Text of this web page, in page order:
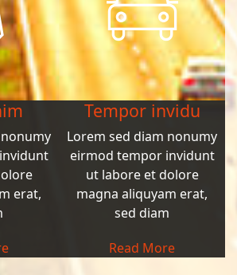
erat,
Tempor invidu
Lorem sed diam nonumy
eirmod tempor invidunt
ut labore et dolore
magna aliquyam erat,
sed diam
Read More